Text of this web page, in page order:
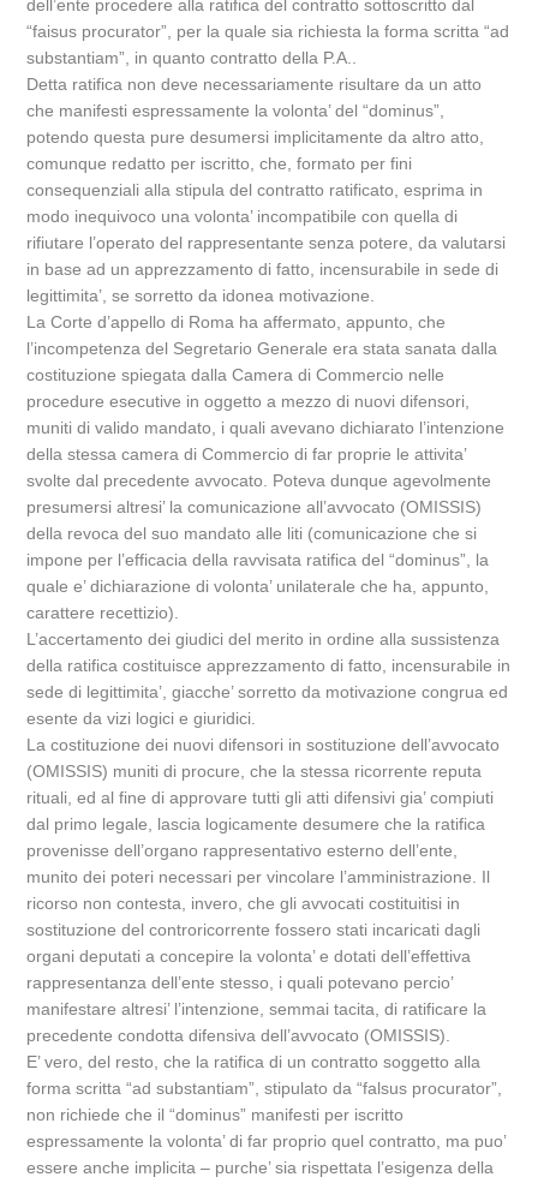
dell’ente procedere alla ratifica del contratto sottoscritto dal
“faisus procurator”, per la quale sia richiesta la forma scritta “ad
substantiam”, in quanto contratto della P.A..
Detta ratifica non deve necessariamente risultare da un atto
che manifesti espressamente la volonta’ del “dominus”,
potendo questa pure desumersi implicitamente da altro atto,
comunque redatto per iscritto, che, formato per fini
consequenziali alla stipula del contratto ratificato, esprima in
modo inequivoco una volonta’ incompatibile con quella di
rifiutare l’operato del rappresentante senza potere, da valutarsi
in base ad un apprezzamento di fatto, incensurabile in sede di
legittimita’, se sorretto da idonea motivazione.
La Corte d’appello di Roma ha affermato, appunto, che
l’incompetenza del Segretario Generale era stata sanata dalla
costituzione spiegata dalla Camera di Commercio nelle
procedure esecutive in oggetto a mezzo di nuovi difensori,
muniti di valido mandato, i quali avevano dichiarato l’intenzione
della stessa camera di Commercio di far proprie le attivita’
svolte dal precedente avvocato. Poteva dunque agevolmente
presumersi altresi’ la comunicazione all’avvocato (OMISSIS)
della revoca del suo mandato alle liti (comunicazione che si
impone per l’efficacia della ravvisata ratifica del “dominus”, la
quale e’ dichiarazione di volonta’ unilaterale che ha, appunto,
carattere recettizio).
L’accertamento dei giudici del merito in ordine alla sussistenza
della ratifica costituisce apprezzamento di fatto, incensurabile in
sede di legittimita’, giacche’ sorretto da motivazione congrua ed
esente da vizi logici e giuridici.
La costituzione dei nuovi difensori in sostituzione dell’avvocato
(OMISSIS) muniti di procure, che la stessa ricorrente reputa
rituali, ed al fine di approvare tutti gli atti difensivi gia’ compiuti
dal primo legale, lascia logicamente desumere che la ratifica
provenisse dell’organo rappresentativo esterno dell’ente,
munito dei poteri necessari per vincolare l’amministrazione. Il
ricorso non contesta, invero, che gli avvocati costituitisi in
sostituzione del controricorrente fossero stati incaricati dagli
organi deputati a concepire la volonta’ e dotati dell’effettiva
rappresentanza dell’ente stesso, i quali potevano percio’
manifestare altresi’ l’intenzione, semmai tacita, di ratificare la
precedente condotta difensiva dell’avvocato (OMISSIS).
E’ vero, del resto, che la ratifica di un contratto soggetto alla
forma scritta “ad substantiam”, stipulato da “falsus procurator”,
non richiede che il “dominus” manifesti per iscritto
espressamente la volonta’ di far proprio quel contratto, ma puo’
essere anche implicita – purche’ sia rispettata l’esigenza della